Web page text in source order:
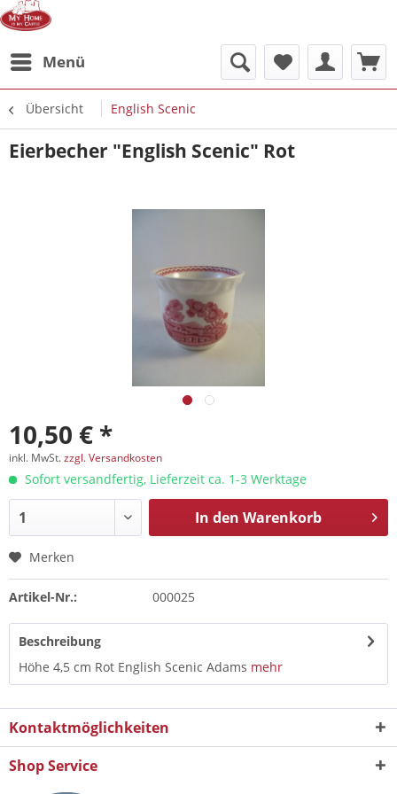
Menü
Übersicht English Scenic
Eierbecher "English Scenic" Rot
10,50 € *
inkl. MwSt.zzgl. Versandkosten
Sofort versandfertig, Lieferzeit ca. 1-3 Werktage
In den Warenkorb
Merken
Artikel-Nr.: 000025
Beschreibung
Höhe 4,5 cm Rot English Scenic Adams mehr
Kontaktmöglichkeiten
Shop Service